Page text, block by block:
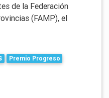
de la Federación
(FAMP), el
Premio Progreso